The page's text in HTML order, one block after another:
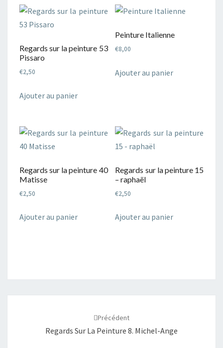
Regards sur la peinture 53
Pissaro
€2,50
Ajouter au panier
Peinture Italienne
€8,00
Ajouter au panier
Regards sur la peinture 40
Matisse
€2,50
Ajouter au panier
Regards sur la peinture 15
– raphaël
€2,50
Ajouter au panier
Précédent
Regards Sur La Peinture 8. Michel-Ange